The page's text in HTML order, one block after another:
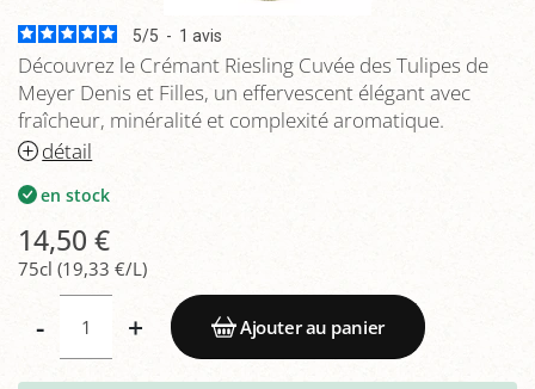
5/5 - 1 avis
Découvrez le Crémant Riesling Cuvée des Tulipes de
Meyer Denis et Filles, un effervescent élégant avec
fraîcheur, minéralité et complexité aromatique.
détail
en stock
14,50 €
75cl (19,33 €/L)
- + Ajouter au panier